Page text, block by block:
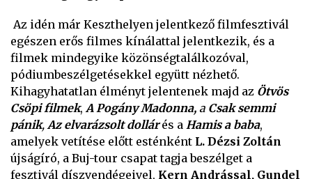
Az idén már Keszthelyen jelentkező filmfesztivál
egészen erős filmes kínálattal jelentkezik, és a
filmek mindegyike közönségtalálkozóval,
pódiumbeszélgetésekkel együtt nézhető.
Kihagyhatatlan élményt jelentenek majd az Ötvös
Csöpi filmek, A Pogány Madonna, a Csak semmi
pánik, Az elvarázsolt dollárés a Hamis a baba,
amelyek vetítése előtt esténként L. Dézsi Zoltán
újságíró, a Buj-tour csapat tagja beszélget a
fesztivál díszvendégeivel, Kern Andrással, Gundel